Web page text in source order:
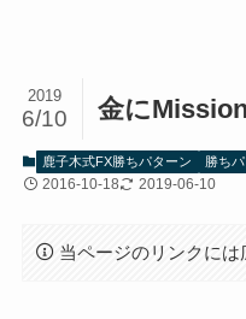
金に
2019
6/10
鹿子木式FX勝ちパターン 勝ち
2016-10-18 2019-06-10
当ページのリンクには